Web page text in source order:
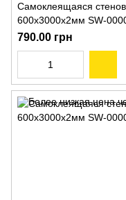
Самоклеящаяся
600х3000х2мм SW-
790.00 грн